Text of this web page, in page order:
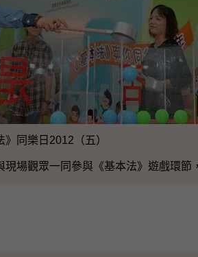
同樂日2012（五）
現場觀眾一同參與《基本法》遊戲環節